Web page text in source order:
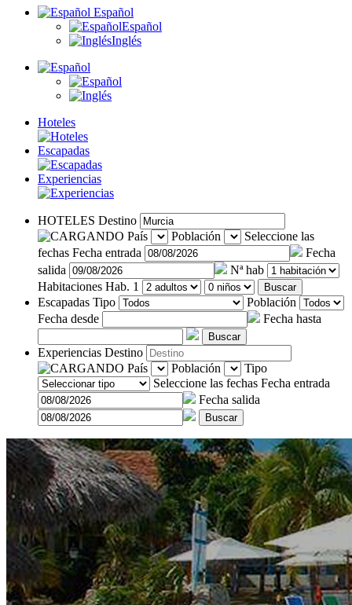
Español
Español
Inglés
Hoteles
Escapadas
Experiencias
HOTELES Destino
País
Población
Seleccione las
fechas Fecha entrada
Fecha
salida
Nª hab
Habitaciones Hab. 1 Buscar
Escapadas Tipo
Población
Fecha desde
Fecha hasta
Buscar
Experiencias Destino
País
Población
Tipo
Seleccione las fechas Fecha entrada
Fecha salida
Buscar